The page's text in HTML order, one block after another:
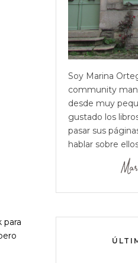
para
Soy Marina
community
desde muy
gustado los
pasar sus
hablar sobre